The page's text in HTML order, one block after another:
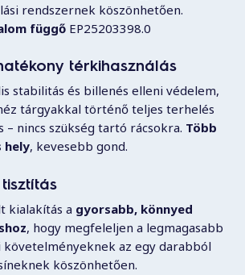
rendszernek köszönhetően.
függő EP25203398.0
térkihasználás
stabilitás és billenés elleni védelem,
tárgyakkal történő teljes terhelés
– nincs szükség tartó rácsokra. Több
hely, kevesebb gond.
kialakítás a gyorsabb, könnyed
, hogy megfeleljen a legmagasabb
követelményeknek az egy darabból
köszönhetően.